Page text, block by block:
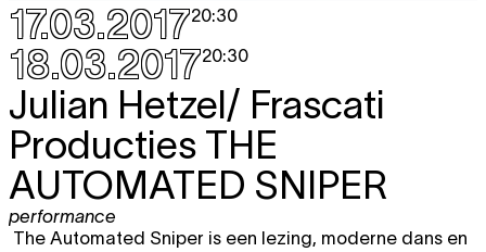
17.03.201720:30
18.03.201720:30
Julian Hetzel/ Frascati
Producties THE
AUTOMATED SNIPER
performance
The Automated Sniper is een lezing, moderne dans en